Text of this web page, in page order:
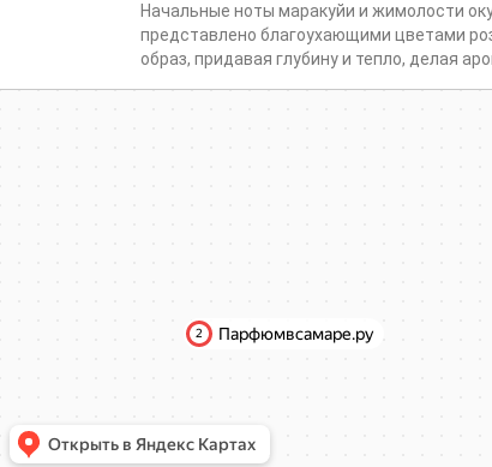
Начальные ноты маракуйи и жимолости
представлено благоухающими цветами
образ, придавая глубину и тепло, делая